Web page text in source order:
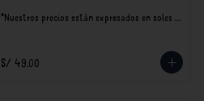
*Nuestros precios están expresados en soles e
S/ 49.00